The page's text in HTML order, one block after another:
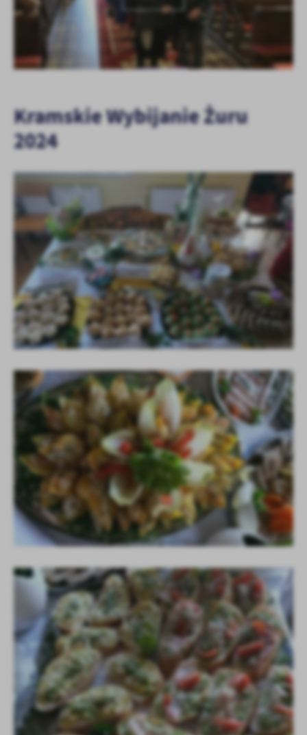
Kramskie Wybijanie Żuru
2024